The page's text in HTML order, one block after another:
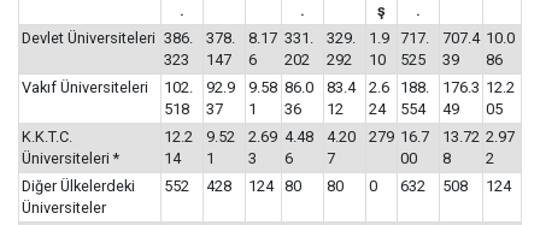
.
.
ş
.
Devlet Üniversiteleri 386.
323
378.
147
8.17
6
331.
202
329.
292
1.9
10
717.
525
707.4
39
10.0
86
Vakıf Üniversiteleri
102.
518
92.9
37
9.58
1
86.0
36
83.4
12
2.6
24
188.
554
176.3
49
12.2
05
K.K.T.C.
Üniversiteleri *
12.2
14
9.52
1
2.69
3
4.48
6
4.20
7
279 16.7
00
13.72
8
2.97
2
Diğer Ülkelerdeki
Üniversiteler
552 428 124 80 80 0 632 508 124